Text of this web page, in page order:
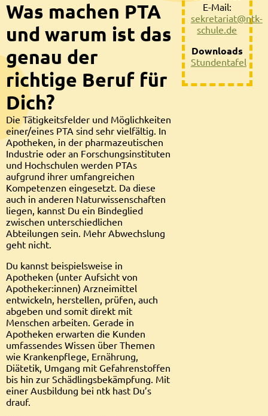
Was machen PTA
und warum ist das
genau der
richtige Beruf für
Dich?
Die Tätigkeitsfelder und Möglichkeiten
einer/eines PTA sind sehr vielfältig. In
Apotheken, in der pharmazeutischen
Industrie oder an Forschungsinstituten
und Hochschulen werden PTAs
aufgrund ihrer umfangreichen
Kompetenzen eingesetzt. Da diese
auch in anderen Naturwissenschaften
liegen, kannst Du ein Bindeglied
zwischen unterschiedlichen
Abteilungen sein. Mehr Abwechslung
geht nicht.
Du kannst beispielsweise in
Apotheken (unter Aufsicht von
Apotheker:innen) Arzneimittel
entwickeln, herstellen, prüfen, auch
abgeben und somit direkt mit
Menschen arbeiten. Gerade in
Apotheken erwarten die Kunden
umfassendes Wissen über Themen
wie Krankenpflege, Ernährung,
Diätetik, Umgang mit Gefahrenstoffen
bis hin zur Schädlingsbekämpfung. Mit
einer Ausbildung bei ntk hast Du’s
drauf.
E-Mail:
sekretariat@ntk-
schule.de
Downloads
Stundentafel